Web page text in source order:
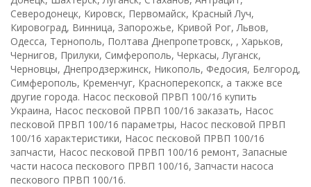
Северодонецк, Кировск, Первомайск, Красный Луч,
Кировоград, Винница, Запорожье, Кривой Рог, Львов,
Одесса, Тернополь, Полтава Днепропетровск, , Харьков,
Чернигов, Прилуки, Симферополь, Черкасы, Луганск,
Черновцы, Днепродзержинск, Никополь, Федосия, Белгород,
Симферополь, Кременчуг, Красноперекопск, а также все
другие города. Насос песковой ПРВП 100/16 купить
Украина, Насос песковой ПРВП 100/16 заказать, Насос
песковой ПРВП 100/16 параметры, Насос песковой ПРВП
100/16 характеристики, Насос песковой ПРВП 100/16
запчасти, Насос песковой ПРВП 100/16 ремонт, Запасные
части насоса пескового ПРВП 100/16, Запчасти насоса
пескового ПРВП 100/16.